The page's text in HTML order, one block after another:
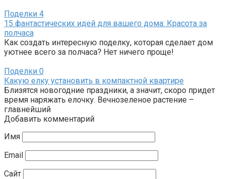
Поделки 4
15 фантастических идей для вашего дома: Красота за
полчаса
Как создать интересную поделку, которая сделает дом
уютнее всего за полчаса? Нет ничего проще!
Поделки 0
Какую елку установить в компактной квартире
Близятся новогодние праздники, а значит, скоро придет
время наряжать елочку. Вечнозеленое растение –
главнейший
Добавить комментарий
Имя
Email
Сайт